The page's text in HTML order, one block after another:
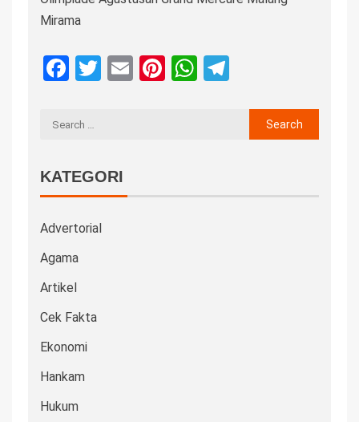
Mirama
Facebook
Twitter
EmailPinterest
WhatsApp
KATEGORI
Advertorial
Agama
Artikel
Cek Fakta
Ekonomi
Hankam
Hukum